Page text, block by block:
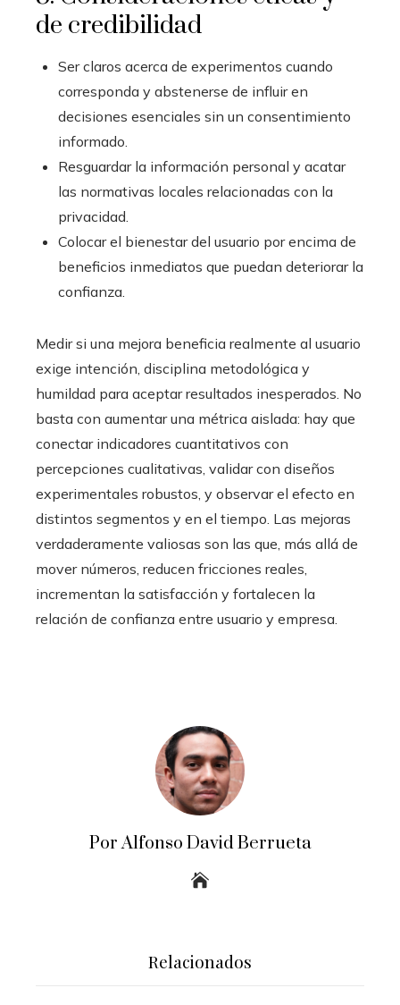
de credibilidad
Ser claros acerca de experimentos cuando
corresponda y abstenerse de influir en
decisiones esenciales sin un consentimiento
informado.
Resguardar la información personal y acatar
las normativas locales relacionadas con la
privacidad.
Colocar el bienestar del usuario por encima de
beneficios inmediatos que puedan deteriorar la
confianza.
Medir si una mejora beneficia realmente al usuario
exige intención, disciplina metodológica y
humildad para aceptar resultados inesperados. No
basta con aumentar una métrica aislada: hay que
conectar indicadores cuantitativos con
percepciones cualitativas, validar con diseños
experimentales robustos, y observar el efecto en
distintos segmentos y en el tiempo. Las mejoras
verdaderamente valiosas son las que, más allá de
mover números, reducen fricciones reales,
incrementan la satisfacción y fortalecen la
relación de confianza entre usuario y empresa.
Por Alfonso David Berrueta
Relacionados